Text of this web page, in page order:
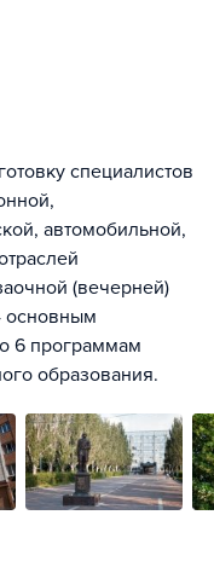
специалистов
автомобильной,
(вечерней)
основным
6 программам
образования.